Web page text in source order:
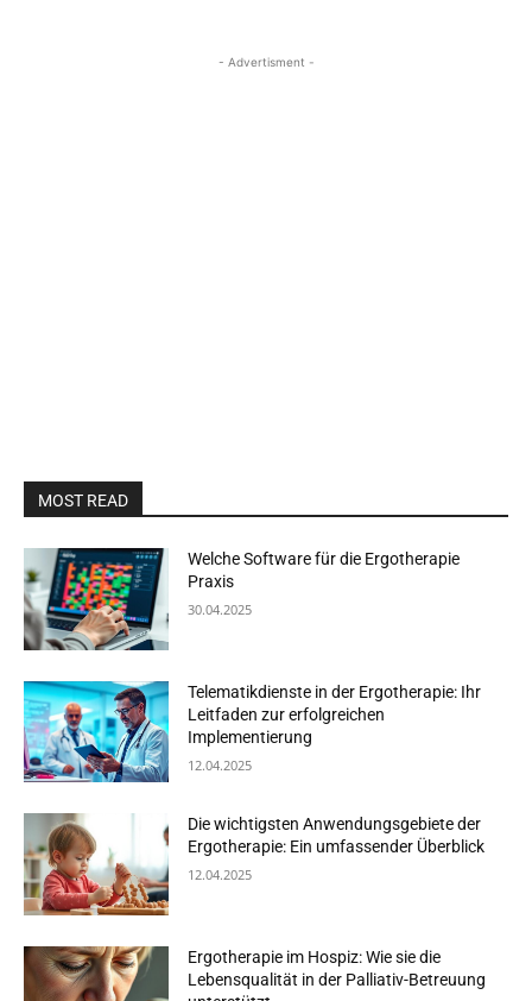
- Advertisment -
MOST READ
Welche Software für die Ergotherapie
Praxis
30.04.2025
Telematikdienste in der Ergotherapie: Ihr
Leitfaden zur erfolgreichen
Implementierung
12.04.2025
Die wichtigsten Anwendungsgebiete der
Ergotherapie: Ein umfassender Überblick
12.04.2025
Ergotherapie im Hospiz: Wie sie die
Lebensqualität in der Palliativ-Betreuung